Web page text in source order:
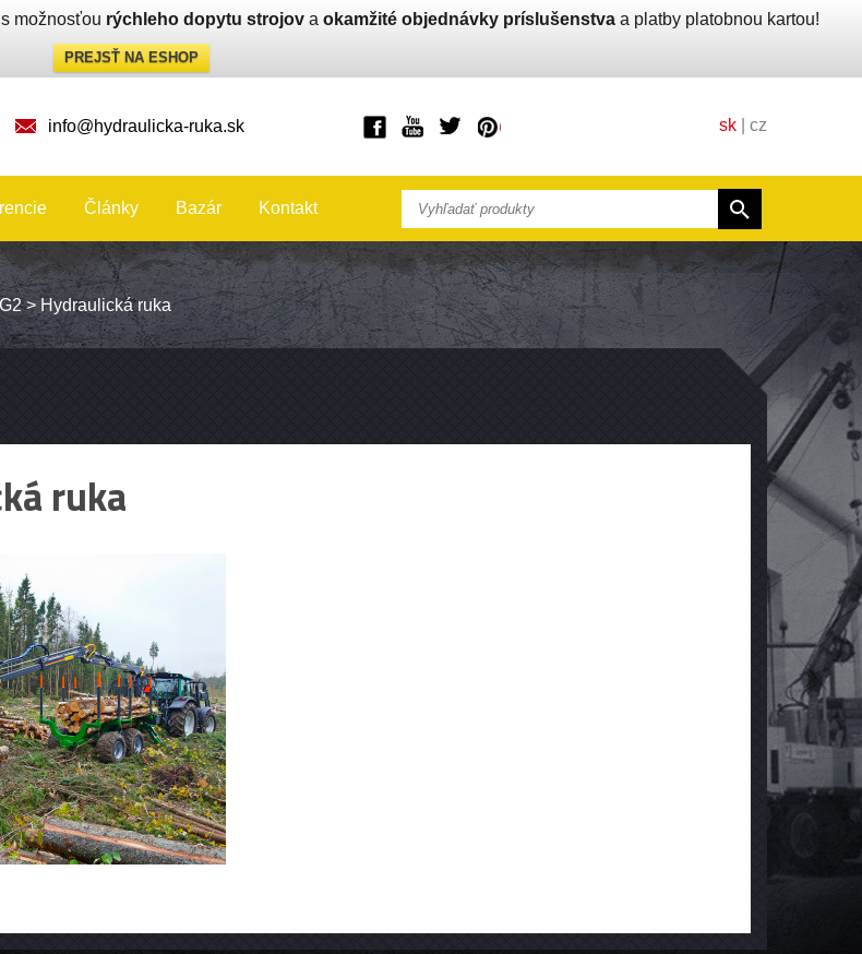
možnosťou rýchleho dopytu strojov a okamžité objednávky príslušenstva a platby platobnou kartou!
PREJSŤ NA ESHOP
info@hydraulicka-ruka.sk sk| cz
Články Bazár Kontakt
>Hydraulická ruka
ruka